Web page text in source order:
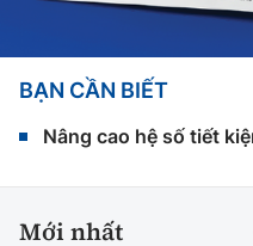
BẠN CẦN BIẾT
Nâng cao hệ số tiết
Mới nhất